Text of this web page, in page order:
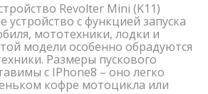
Revolter Mini (K11)
устройство с функцией запуска
мототехники, лодки и
модели особенно обрадуются
Размеры пускового
с IPhone8 – оно легко
кофре мотоцикла или